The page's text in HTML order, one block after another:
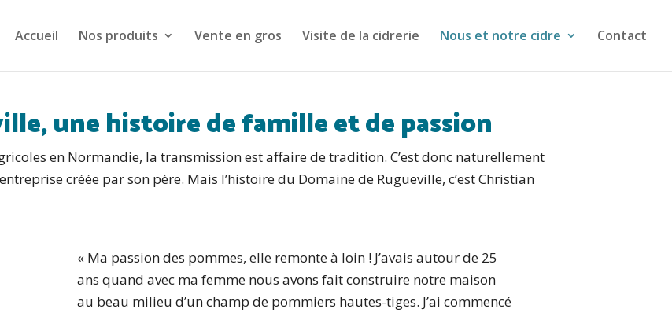
Accueil Nos produits Vente en gros Visite de la cidrerie Nous et notre cidre Contact
une histoire de famille et de passion
en Normandie, la transmission est affaire de tradition. C’est donc naturellement
créée par son père. Mais l’histoire du Domaine de Rugueville, c’est Christian
« Ma passion des pommes, elle remonte à loin ! J’avais autour de 25
ans quand avec ma femme nous avons fait construire notre maison
au beau milieu d’un champ de pommiers hautes-tiges. J’ai commencé